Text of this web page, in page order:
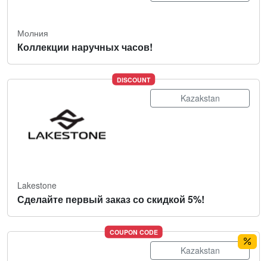
Молния
Коллекции наручных часов!
DISCOUNT
Kazakstan
Lakestone
Сделайте первый заказ со скидкой 5%!
COUPON CODE
Kazakstan